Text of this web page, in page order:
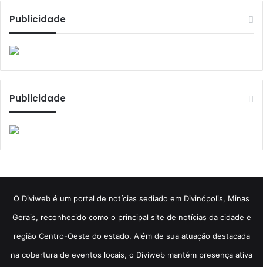
Publicidade
Publicidade
​O Diviweb é um portal de notícias sediado em Divinópolis, Minas
Gerais, reconhecido como o principal site de notícias da cidade e
região Centro-Oeste do estado. Além de sua atuação destacada
na cobertura de eventos locais, o Diviweb mantém presença ativa